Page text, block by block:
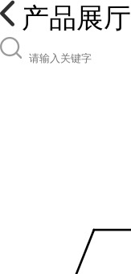
产品展厅